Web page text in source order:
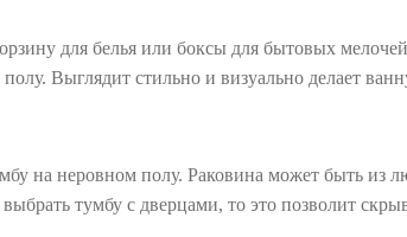
для белья или боксы для бытовых
Выглядит стильно и визуально делает
на неровном полу. Раковина может быть из
тумбу с дверцами, то это позволит